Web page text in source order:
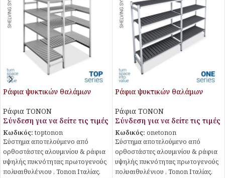
Ράφια ψυκτικών θαλάμων
Ράφια TONON
Σύνδεση για να δείτε τις τιμές
Κωδικός:toptonon
Σύστημα αποτελούμενο από
ορθοστάστες αλουμινίου & ράφια
υψηλής πυκνότητας πρωτογενούς
πολυαιθυλένιου , Tonon Ιταλίας.
Ράφια ψυκτικών θαλάμων
Ράφια TONON
Σύνδεση για να δείτε τις τιμές
Κωδικός: onetonon
Σύστημα αποτελούμενο από
ορθοστάστες αλουμινίου & ράφια
υψηλής πυκνότητας πρωτογενούς
πολυαιθυλένιου , Tonon Ιταλίας.